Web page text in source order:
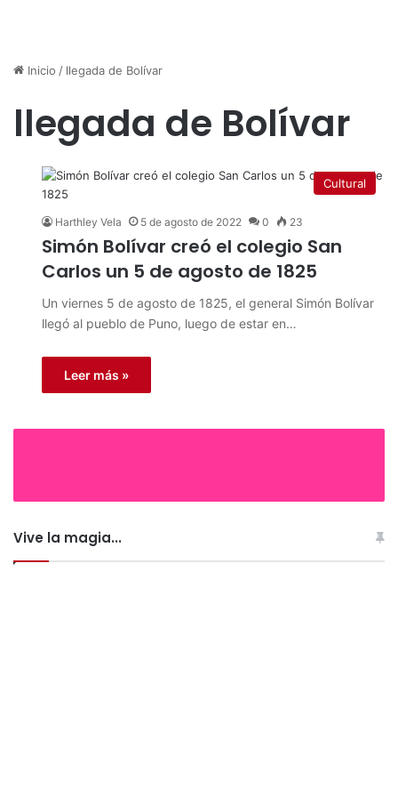
Inicio / llegada de Bolívar
llegada de Bolívar
Cultural
Harthley Vela 5 de agosto de 2022 0 23
Simón Bolívar creó el colegio San
Carlos un 5 de agosto de 1825
Un viernes 5 de agosto de 1825, el general Simón Bolívar
llegó al pueblo de Puno, luego de estar en…
Leer más »
Vive la magia...